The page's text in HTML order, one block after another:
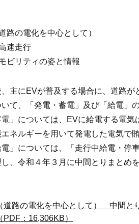
の電化を中心として）
速走行
ビリティの姿と情報
主にEVが普及する場合に、道路が
て、「発電・蓄電」及び「給電」
」については、EVに給電する電気
ネルギーを用いて発電した電気で
」については、「走行中給電・停
、令和４年３月に中間とりまとめ
路の電化を中心として） 中間と
：16,306KB）